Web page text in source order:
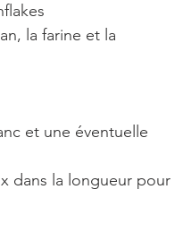
la farine et la
et une éventuelle
dans la longueur pour